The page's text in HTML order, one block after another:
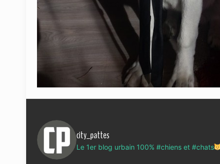
city_pattes
Le 1er blog urbain 100% #chiens et #chats